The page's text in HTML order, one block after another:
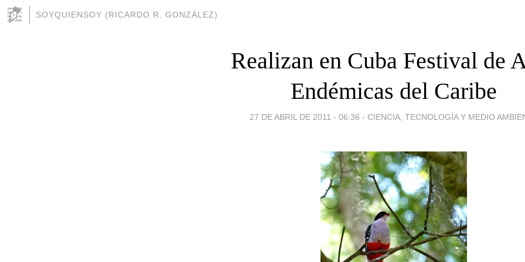
SOYQUIENSOY (RICARDO R. GONZÁLEZ)
Realizan en Cuba Festival de
Endémicas del Caribe
27 DE ABRIL DE 2011 - 06:36 - CIENCIA, TECNOLOGÍA Y MEDIO